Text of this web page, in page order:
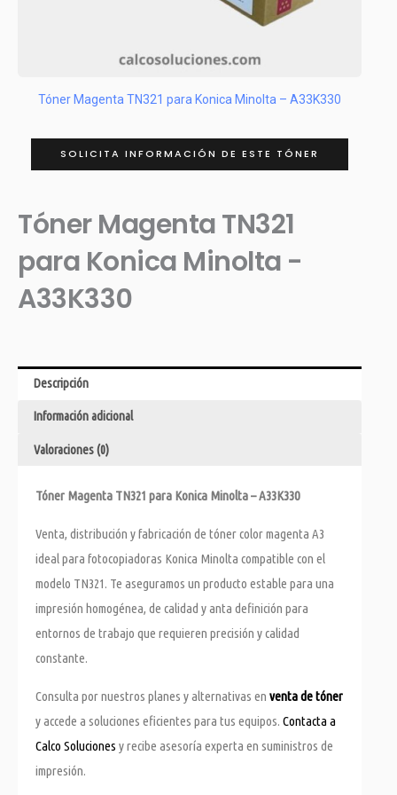
Tóner Magenta TN321 para Konica Minolta – A33K330
SOLICITA INFORMACIÓN DE ESTE TÓNER
Tóner Magenta TN321
para Konica Minolta -
A33K330
Descripción
Información adicional
Valoraciones (0)
Tóner Magenta TN321 para Konica Minolta – A33K330
Venta, distribución y fabricación de tóner color magenta A3
ideal para fotocopiadoras Konica Minolta compatible con el
modelo TN321. Te aseguramos un producto estable para una
impresión homogénea, de calidad y anta definición para
entornos de trabajo que requieren precisión y calidad
constante.
Consulta por nuestros planes y alternativas en venta de tóner
y accede a soluciones eficientes para tus equipos. Contacta a
Calco Soluciones y recibe asesoría experta en suministros de
impresión.